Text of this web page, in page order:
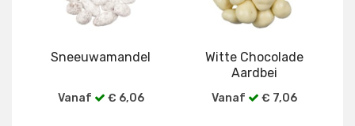
Sneeuwamandel
Vanaf € 6,06
Witte Chocolade
Aardbei
Vanaf € 7,06